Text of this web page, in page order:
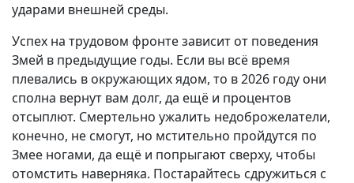
ударами внешней среды.
Успех на трудовом фронте зависит от поведения
Змей в предыдущие годы. Если вы всё время
плевались в окружающих ядом, то в 2026 году они
сполна вернут вам долг, да ещё и процентов
отсыплют. Смертельно ужалить недоброжелатели,
конечно, не смогут, но мстительно пройдутся по
Змее ногами, да ещё и попрыгают сверху, чтобы
отомстить наверняка. Постарайтесь сдружиться с